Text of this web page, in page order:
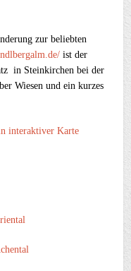
zur beliebten
ist der
in Steinkirchen bei der
Wiesen und ein kurzes
interaktiver Karte